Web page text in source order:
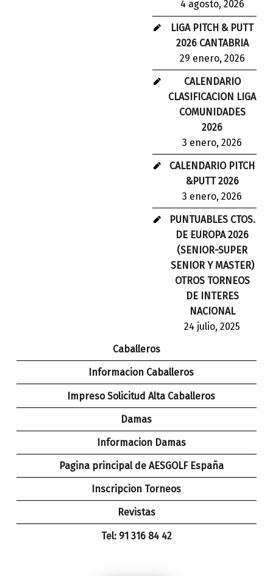
4 agosto, 2026
LIGA PITCH & PUTT
2026 CANTABRIA
29 enero, 2026
CALENDARIO
CLASIFICACION LIGA
COMUNIDADES
2026
3 enero, 2026
CALENDARIO PITCH
&PUTT 2026
3 enero, 2026
PUNTUABLES CTOS.
DE EUROPA 2026
(SENIOR-SUPER
SENIOR Y MASTER)
OTROS TORNEOS
DE INTERES
NACIONAL
24 julio, 2025
Caballeros
Informacion Caballeros
Impreso Solicitud Alta Caballeros
Damas
Informacion Damas
Pagina principal de AESGOLF España
Inscripcion Torneos
Revistas
Tel: 91 316 84 42